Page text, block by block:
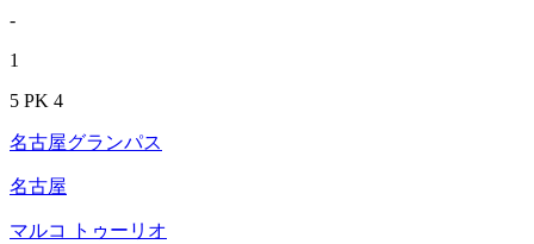
-
1
5 PK 4
名古屋グランパス
名古屋
マルコ トゥーリオ